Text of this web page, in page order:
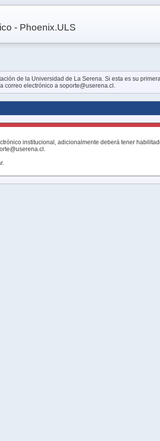
- Phoenix.ULS
de la Universidad de La Serena. Si esta es su
correo electrónico a soporte@userena.cl.
institucional, adicionalmente deberá tener
.